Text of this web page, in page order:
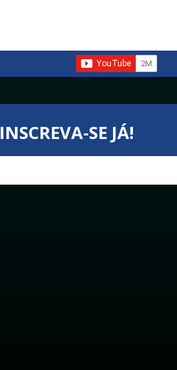
INSCREVA-SE JÁ!